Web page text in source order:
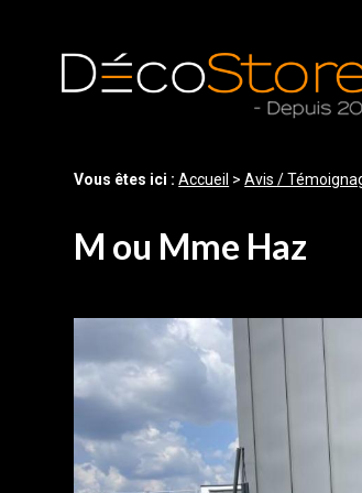
Vous êtes ici :Accueil >Avis /
M ou Mme Haz